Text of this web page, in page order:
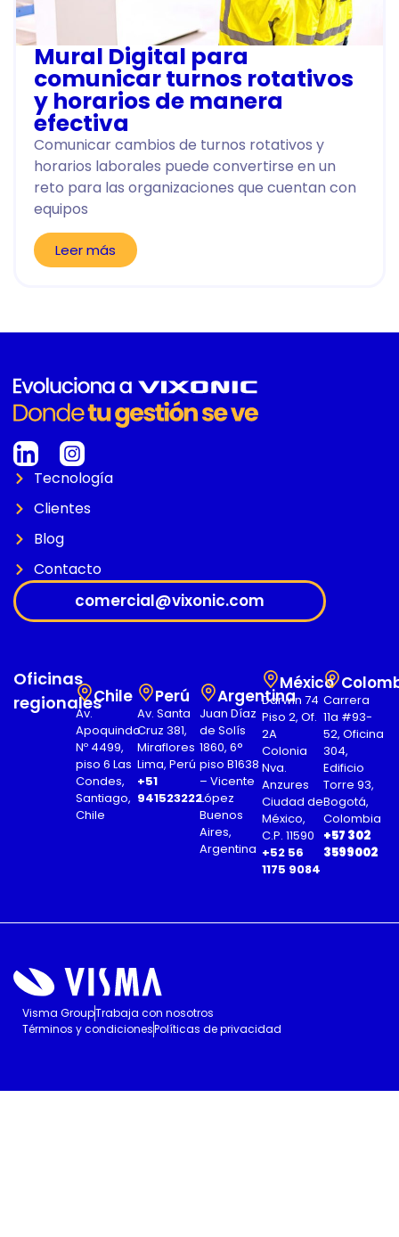
Mural Digital para
comunicar turnos rotativos
y horarios de manera
efectiva
Comunicar cambios de turnos rotativos y
horarios laborales puede convertirse en un
reto para las organizaciones que cuentan con
equipos
Leer más
Tecnología
Clientes
Blog
Contacto
comercial@vixonic.com
Oficinas
regionalesChile
Av.
Apoquindo
Nº 4499,
piso 6 Las
Condes,
Santiago,
Chile
Perú
Av. Santa
Cruz 381,
Miraflores
Lima, Perú
+51
941523222
Argentina
Juan Díaz
de Solís
1860, 6°
piso B1638
– Vicente
López
Buenos
Aires,
Argentina
México
Darwin 74
Piso 2, Of.
2A
Colonia
Nva.
Anzures
Ciudad de
México,
C.P. 11590
+52 56
1175 9084
Carrera
11a #93-
52, Oficina
304,
Edificio
Torre 93,
Bogotá,
Colombia
+57 302
3599002
Visma GroupTrabaja con nosotros
Términos y condicionesPolíticas de privacidad